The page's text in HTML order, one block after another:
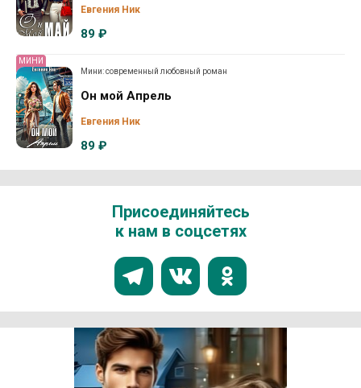
Евгения Ник
89 ₽
МИНИ
Мини: современный любовный роман
Он мой Апрель
Евгения Ник
89 ₽
Присоединяйтесь
к нам в соцсетях